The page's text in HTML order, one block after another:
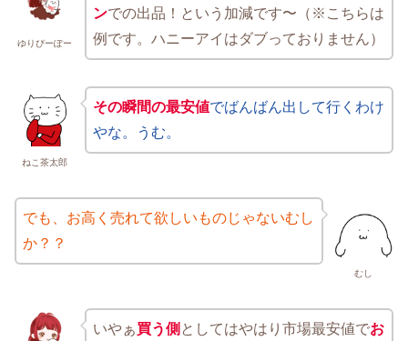
ゆりぴーぽー
ンでの出品！という加減です〜（※こちらは
例です。ハニーアイはダブっておりません）
ねこ茶太郎
その瞬間の最安値でばんばん出して行くわけ
やな。うむ。
むし
でも、お高く売れて欲しいものじゃないむし
か？？
いやぁ買う側 としてはやはり市場最安値でお